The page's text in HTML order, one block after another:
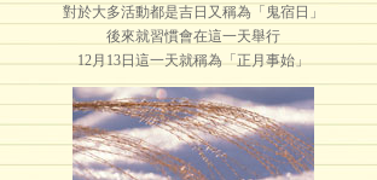
對於大多活動都是吉日又稱為「鬼宿日」
後來就習慣會在這一天舉行
12月13日這一天就稱為「正月事始」